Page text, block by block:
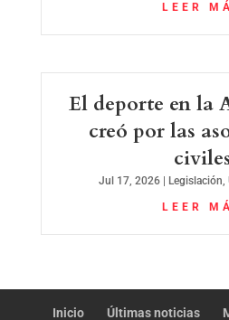
LEER
El deporte en la
creó por las
Jul 17, 2026| Legislación,
LEER
Inicio Últimas noticias